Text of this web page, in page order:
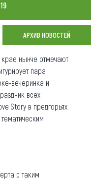
АРХИВ НОВОСТЕЙ
крае нынче отмечают
пара
вечеринка и
всех
Story в предгорьях
с таким